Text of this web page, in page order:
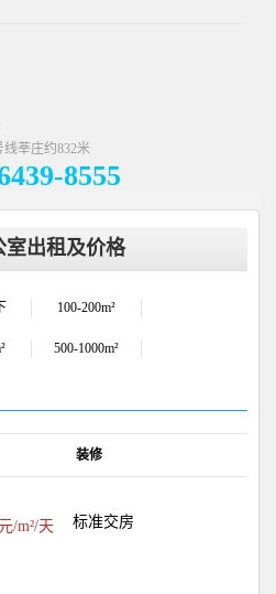
莘庄约832米
8555
室出租及价格
100-200m²
500-1000m²
装修
/m²/天 标准交房